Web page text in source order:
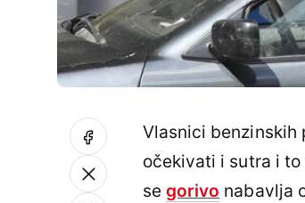
Vlasnici benzinskih
očekivati i sutra i
segorivo nabavlja